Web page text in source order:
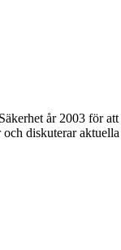
år 2003 för
diskuterar aktuella